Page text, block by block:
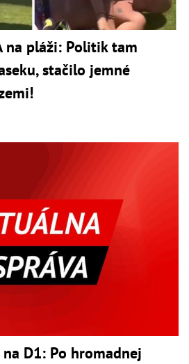
na pláži: Politik tam
stačilo jemné
D1: Po hromadnej